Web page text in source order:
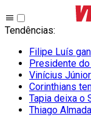
Tendências:
Filipe Luís
Presidente do
Vinícius
Corinthians
Tapia deixa o
Thiago